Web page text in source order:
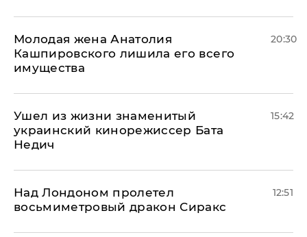
Молодая жена Анатолия
Кашпировского лишила его всего
имущества
20:30
Ушел из жизни знаменитый
украинский кинорежиссер Бата
Недич
15:42
Над Лондоном пролетел
восьмиметровый дракон Сиракс
12:51